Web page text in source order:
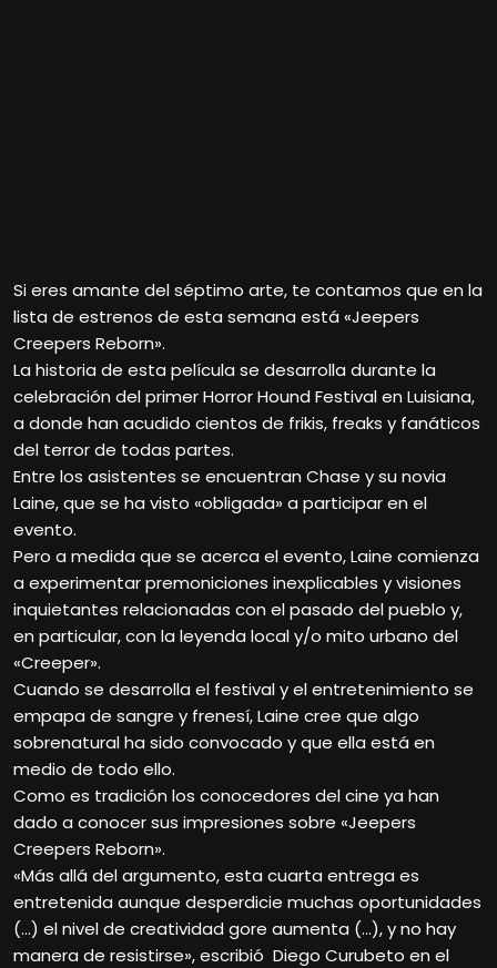
Si eres amante del séptimo arte, te contamos que en la
lista de estrenos de esta semana está «Jeepers
Creepers Reborn».
La historia de esta película se desarrolla durante la
celebración del primer Horror Hound Festival en Luisiana,
a donde han acudido cientos de frikis, freaks y fanáticos
del terror de todas partes.
Entre los asistentes se encuentran Chase y su novia
Laine, que se ha visto «obligada» a participar en el
evento.
Pero a medida que se acerca el evento, Laine comienza
a experimentar premoniciones inexplicables y visiones
inquietantes relacionadas con el pasado del pueblo y,
en particular, con la leyenda local y/o mito urbano del
«Creeper».
Cuando se desarrolla el festival y el entretenimiento se
empapa de sangre y frenesí, Laine cree que algo
sobrenatural ha sido convocado y que ella está en
medio de todo ello.
Como es tradición los conocedores del cine ya han
dado a conocer sus impresiones sobre «Jeepers
Creepers Reborn».
«Más allá del argumento, esta cuarta entrega es
entretenida aunque desperdicie muchas oportunidades
(…) el nivel de creatividad gore aumenta (…), y no hay
manera de resistirse», escribió Diego Curubeto en el